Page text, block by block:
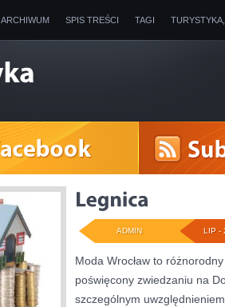
ARCHIWUM SPIS TREŚCI TAGI
LIP -
ADMIN
Moda Wrocław to
poświęcony zwiedzaniu na
szczególnym